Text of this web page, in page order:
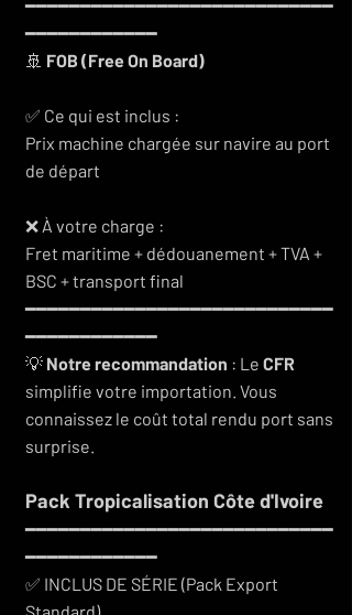
━━━━━━━━━━━━━━━━━━━━━━━━━━━━
━━━━━━━━━━━━
🚢 FOB (Free On Board)
✅ Ce qui est inclus :
Prix machine chargée sur navire au port
de départ
❌ À votre charge :
Fret maritime + dédouanement + TVA +
BSC + transport final
━━━━━━━━━━━━━━━━━━━━━━━━━━━━
━━━━━━━━━━━━
💡 Notre recommandation : Le CFR
simplifie votre importation. Vous
connaissez le coût total rendu port sans
surprise.
Pack Tropicalisation Côte d'Ivoire
━━━━━━━━━━━━━━━━━━━━━━━━━━━━
━━━━━━━━━━━━
✅ INCLUS DE SÉRIE (Pack Export